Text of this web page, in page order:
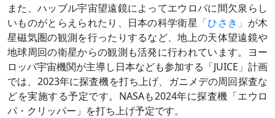
また、ハッブル宇宙望遠鏡によってエウロパに間欠泉らし
いものがとらえられたり、日本の科学衛星 「ひさき」 が木
星磁気圏の観測を行ったりするなど、地上の天体望遠鏡や
地球周回の衛星からの観測も活発に行われています。ヨー
ロッパ宇宙機関が主導し日本なども参加する「JUICE」計画
では、2023年に探査機を打ち上げ、ガニメデの周回探査な
どを実施する予定です。NASAも2024年に探査機「エウロ
パ・クリッパー」を打ち上げ予定です。